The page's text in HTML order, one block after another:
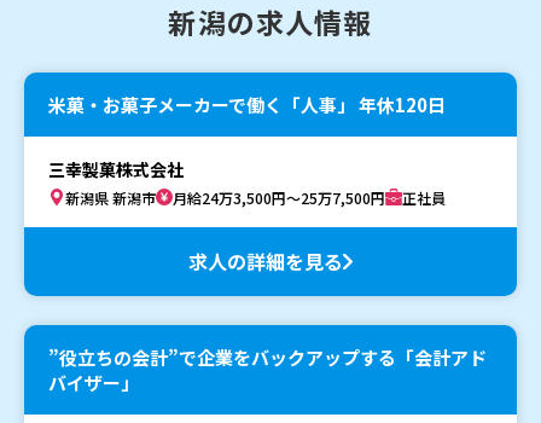
新潟の求人情報
米菓・お菓子メーカーで働く「人事」 年休120日
三幸製菓株式会社
新潟県 新潟市 月給24万3,500円～25万7,500円 正社員
求人の詳細を見る
”役立ちの会計”で企業をバックアップする「会計アド
バイザー」